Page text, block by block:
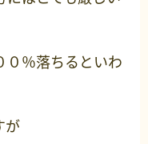
０％落ちるといわ
が